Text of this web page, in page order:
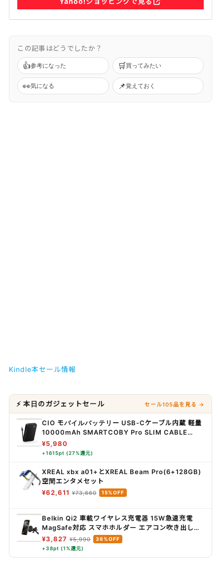
この記事はどうでしたか？
👍参考になった 🛒 買ってみたい
👀気になる 📌覚えておく
Kindle本セール情報
⚡ 本日のガジェットセール セール105品を見る →
CIO モバイルバッテリー USB-Cケーブル内蔵 軽量
10000mAh SMARTCOBY Pro SLIM CABLE
35W (ブラック)
¥5,980
+1615pt (27%還元)
XREAL xbx a01+とXREAL Beam Pro(6+128GB)
空間エンタメセット
¥62,611 ¥73,660 15%OFF
Belkin Qi2 車載ワイヤレス充電器 15W急速充電
MagSafe対応 スマホホルダー エアコン吹き出し口
用
¥3,827 ¥5,990
36%OFF
+38pt (1%還元)